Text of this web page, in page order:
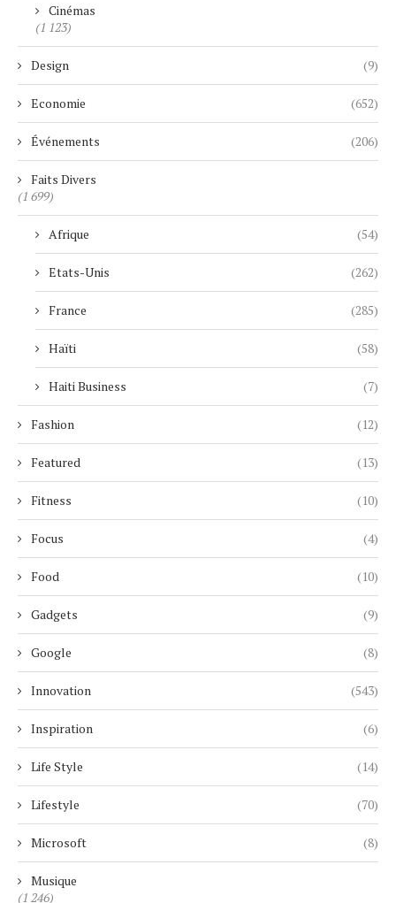
Cinémas
(1 123)
Design (9)
Economie (652)
Événements (206)
Faits Divers
(1 699)
Afrique (54)
Etats-Unis (262)
France (285)
Haïti (58)
Haiti Business (7)
Fashion (12)
Featured (13)
Fitness (10)
Focus (4)
Food (10)
Gadgets (9)
Google (8)
Innovation (543)
Inspiration (6)
Life Style (14)
Lifestyle (70)
Microsoft (8)
Musique
(1 246)